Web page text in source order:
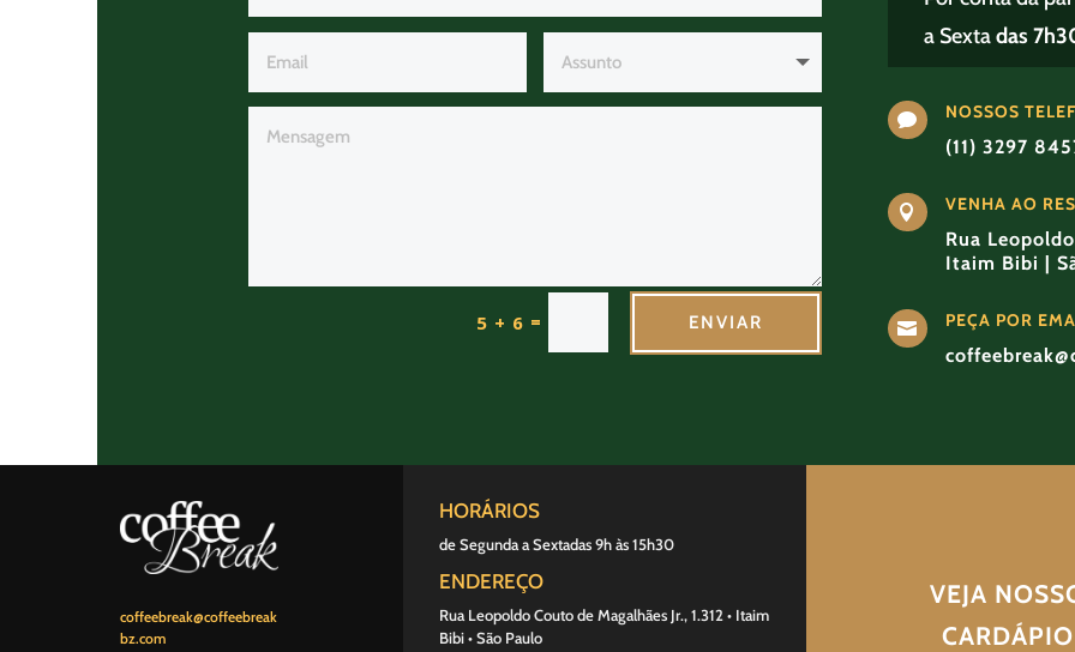
5 + 6 = ENVIAR
a Sextadas
 NOSSOS
(11) 3297
 VENHA AO
Rua
Itaim Bibi |
 PEÇA POR
coffeebreak@coffeebreak
bz.com
HORÁRIOS
de Segunda a Sextadas 9h às 15h30
ENDEREÇO
Rua Leopoldo Couto de Magalhães Jr., 1.312 • Itaim
Bibi • São Paulo
VEJA
CARDÁPIO